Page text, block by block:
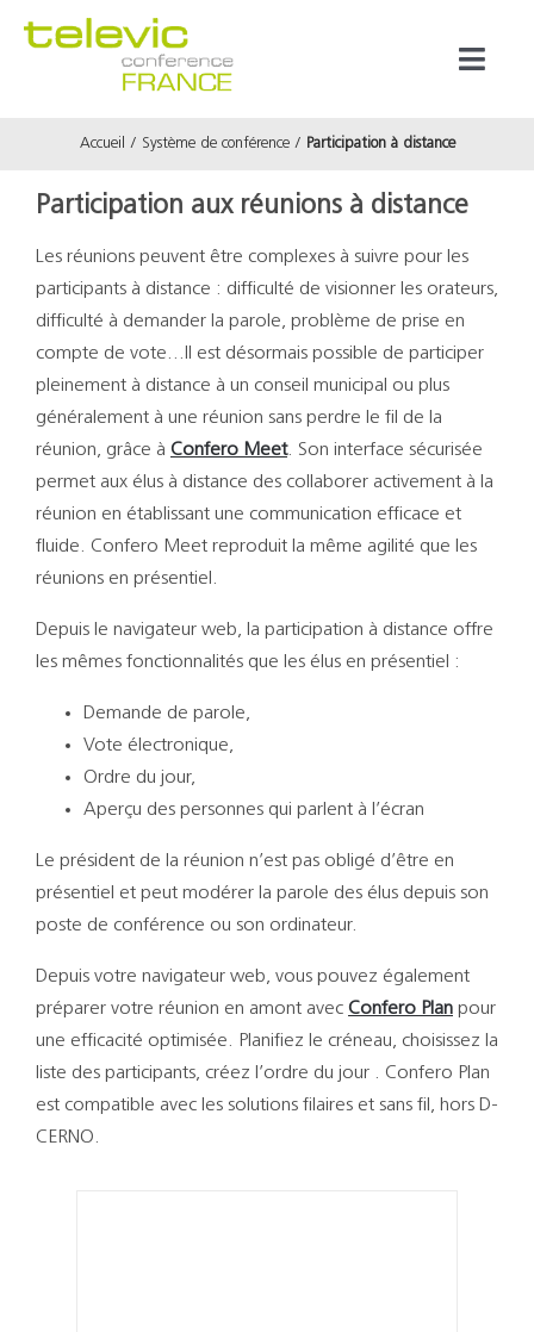
Support
Accueil Système de conférence Participation à distance
Participation aux réunions à distance
Les réunions peuvent être complexes à suivre pour les
participants à distance : difficulté de visionner les orateurs,
difficulté à demander la parole, problème de prise en
compte de vote…Il est désormais possible de participer
pleinement à distance à un conseil municipal ou plus
généralement à une réunion sans perdre le fil de la
réunion, grâce à Confero Meet. Son interface sécurisée
permet aux élus à distance des collaborer activement à la
réunion en établissant une communication efficace et
fluide. Confero Meet reproduit la même agilité que les
réunions en présentiel.
Depuis le navigateur web, la participation à distance offre
les mêmes fonctionnalités que les élus en présentiel :
Demande de parole,
Vote électronique,
Ordre du jour,
Aperçu des personnes qui parlent à l’écran
Le président de la réunion n’est pas obligé d’être en
présentiel et peut modérer la parole des élus depuis son
poste de conférence ou son ordinateur.
Depuis votre navigateur web, vous pouvez également
préparer votre réunion en amont avec Confero Plan pour
une efficacité optimisée. Planifiez le créneau, choisissez la
liste des participants, créez l’ordre du jour . Confero Plan
est compatible avec les solutions filaires et sans fil, hors D-
CERNO.